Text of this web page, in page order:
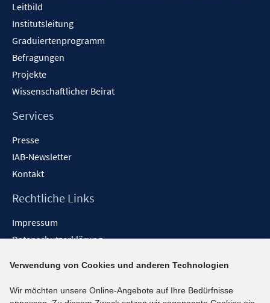
Leitbild
Institutsleitung
Graduiertenprogramm
Befragungen
Projekte
Wissenschaftlicher Beirat
Services
Presse
IAB-Newsletter
Kontakt
Rechtliche Links
Impressum
Datenschutzerklärung
Barrieren melden
Social-Media-Kanäle
Verwendung von Cookies und anderen Technologien
Wir möchten unsere Online-Angebote auf Ihre Bedürfnisse